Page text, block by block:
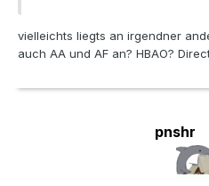
vielleichts liegts an irgendner
auch AA und AF an? HBAO?
pnshr